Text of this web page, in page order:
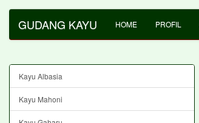
GUDANG KAYU HOME PROFIL
Kayu Albasia
Kayu Mahoni